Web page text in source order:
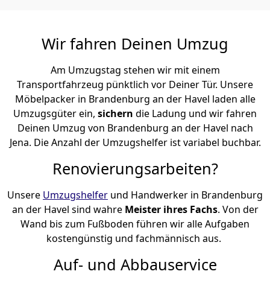
Wir fahren Deinen Umzug
Am Umzugstag stehen wir mit einem
Transportfahrzeug pünktlich vor Deiner Tür. Unsere
Möbelpacker in Brandenburg an der Havel laden alle
Umzugsgüter ein, sichern die Ladung und wir fahren
Deinen Umzug von Brandenburg an der Havel nach
Jena. Die Anzahl der Umzugshelfer ist variabel buchbar.
Renovierungsarbeiten?
Unsere Umzugshelfer und Handwerker in Brandenburg
an der Havel sind wahre Meister ihres Fachs. Von der
Wand bis zum Fußboden führen wir alle Aufgaben
kostengünstig und fachmännisch aus.
Auf- und Abbauservice